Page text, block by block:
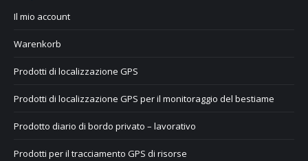
Il mio account
Warenkorb
Prodotti di localizzazione GPS
Prodotti di localizzazione GPS per il monitoraggio del bestiame
Prodotto diario di bordo privato – lavorativo
Prodotti per il tracciamento GPS di risorse